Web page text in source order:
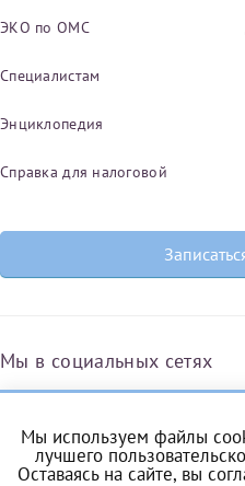
ЭКО по ОМС
Специалистам
Энциклопедия
Справка для налоговой
Мы в социальных сетях
Вконтакте Одноклассники
Мы используем файлы
лучшего
Оставаясь на сайте, вы